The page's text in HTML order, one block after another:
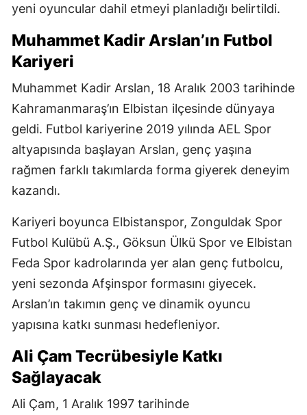
yeni oyuncular dahil etmeyi planladığı belirtildi.
Muhammet Kadir Arslan’ın Futbol
Kariyeri
Muhammet Kadir Arslan, 18 Aralık 2003 tarihinde
Kahramanmaraş’ın Elbistan ilçesinde dünyaya
geldi. Futbol kariyerine 2019 yılında AEL Spor
altyapısında başlayan Arslan, genç yaşına
rağmen farklı takımlarda forma giyerek deneyim
kazandı.
Kariyeri boyunca Elbistanspor, Zonguldak Spor
Futbol Kulübü A.Ş., Göksun Ülkü Spor ve Elbistan
Feda Spor kadrolarında yer alan genç futbolcu,
yeni sezonda Afşinspor formasını giyecek.
Arslan’ın takımın genç ve dinamik oyuncu
yapısına katkı sunması hedefleniyor.
Ali Çam Tecrübesiyle Katkı
Sağlayacak
Ali Çam, 1 Aralık 1997 tarihinde